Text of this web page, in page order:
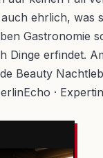
ehrlich,
Gastronomie
Dinge erfindet.
Beauty
·